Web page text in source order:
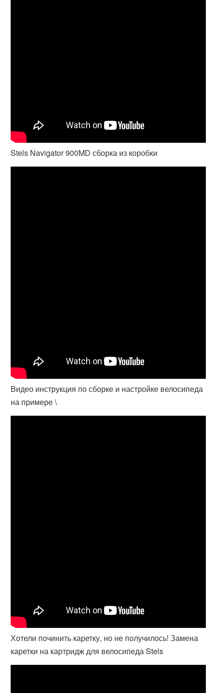
Stels Navigator 900MD сборка из коробки
Видео инструкция по сборке и настройке велосипеда
на примере \
Хотели починить каретку, но не получилось! Замена
каретки на картридж для велосипеда Stels